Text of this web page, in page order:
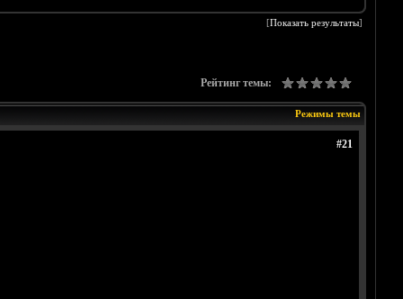
[Показать результаты]
Рейтинг темы:
Режимы темы
#21